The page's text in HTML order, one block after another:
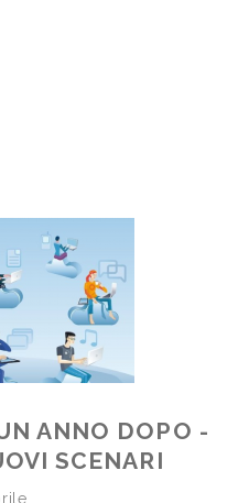
ANNO DOPO -
SCENARI